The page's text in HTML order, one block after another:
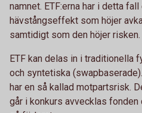
namnet. ETF:erna har i detta
hävstångseffekt som höjer
samtidigt som den höjer risken.
ETF kan delas in i traditionella
och syntetiska
har en så kallad motpartsrisk.
går i konkurs avvecklas fonden